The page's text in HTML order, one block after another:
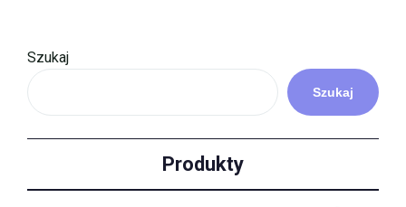
Szukaj
Szukaj
Produkty